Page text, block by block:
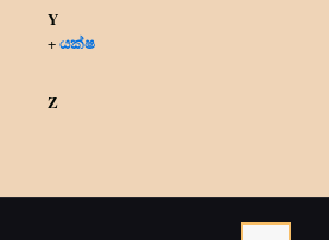
Y
+යක්ෂ
Z